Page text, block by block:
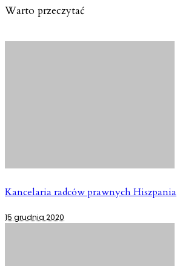
Warto przeczytać
Kancelaria radców prawnych Hiszpania
15 grudnia 2020